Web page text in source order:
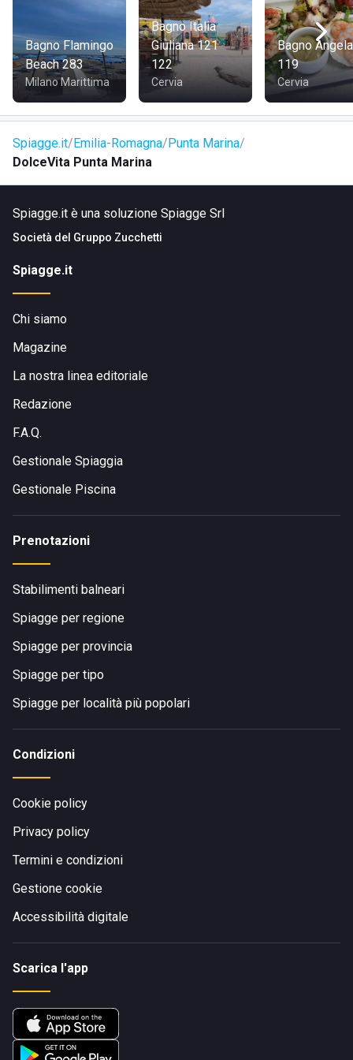
COME RAGGIUNGERE IL LIDO DOLCE VITA SPORT
Il lido è facilmente raggiungibile in auto, biciclette o
scooter grazie alla presenza di ampi spazi parcheggio
nelle vicinanze. La posizione strategica di Punta Marina
offre ottimi collegamenti con la città di Ravenna e altre
rinomate località della riviera romagnola.
Bagno Flamingo
Beach 283
Milano Marittima
Bagno Italia
Giuliana 121
122
Cervia
Bagno Angela
119
Cervia
Spiagge.it Emilia-Romagna Punta Marina
DolceVita Punta Marina
Spiagge.it è una soluzione Spiagge Srl
Società del Gruppo Zucchetti
Spiagge.it
Chi siamo
Magazine
La nostra linea editoriale
Redazione
F.A.Q.
Gestionale Spiaggia
Gestionale Piscina
Prenotazioni
Stabilimenti balneari
Spiagge per regione
Spiagge per provincia
Spiagge per tipo
Spiagge per località più popolari
Condizioni
Cookie policy
Privacy policy
Termini e condizioni
Gestione cookie
Accessibilità digitale
Scarica l'app